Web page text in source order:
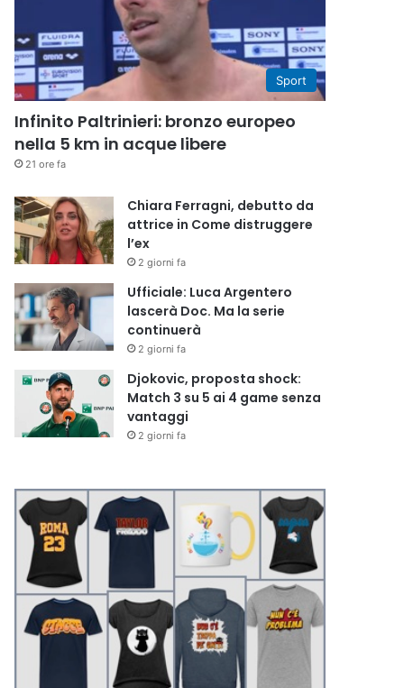
Sport
Infinito Paltrinieri: bronzo europeo
nella 5 km in acque libere
21 ore fa
Chiara Ferragni, debutto da
attrice in Come distruggere
l’ex
2 giorni fa
Ufficiale: Luca Argentero
lascerà Doc. Ma la serie
continuerà
2 giorni fa
Djokovic, proposta shock:
Match 3 su 5 ai 4 game senza
vantaggi
2 giorni fa